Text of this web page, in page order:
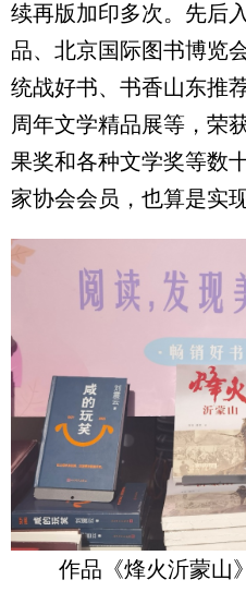
续再版加印多次。先后
品、北京国际图书博览
统战好书、书香山东推
周年文学精品展等，荣
果奖和各种文学奖等数
家协会会员，也算是实
作品《烽火沂蒙山